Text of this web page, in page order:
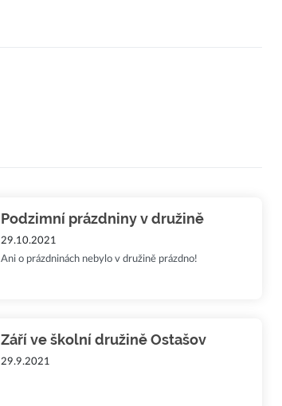
Podzimní prázdniny v družině
29.10.2021
Ani o prázdninách nebylo v družině prázdno!
Září ve školní družině Ostašov
29.9.2021